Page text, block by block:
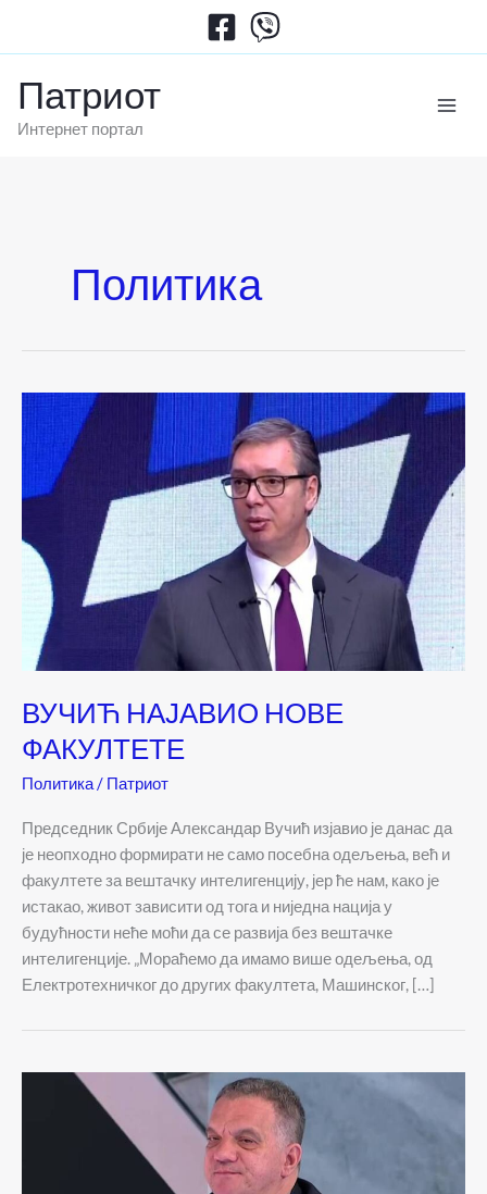
Патриот
Интернет портал
Политика
ВУЧИЋ НАЈАВИО НОВЕ
ФАКУЛТЕТЕ
Политика/ Патриот
Председник Србије Александар Вучић изјавио је данас да
је неопходно формирати не само посебна одељења, већ и
факултете за вештачку интелигенцију, јер ће нам, како је
истакао, живот зависити од тога и ниједна нација у
будућности неће моћи да се развија без вештачке
интелигенције. „Мораћемо да имамо више одељења, од
Електротехничког до других факултета, Машинског, […]